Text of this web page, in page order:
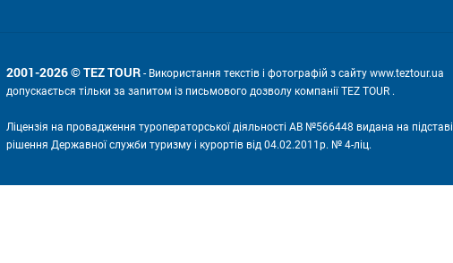
2001-2026 © TEZ TOUR- Використання текстів і фотографій з сайту www.teztour.ua
допускається тільки за запитом із письмового дозволу компанії TEZ TOUR .
Ліцензія на провадження туроператорської діяльності АВ №566448 видана на підставі
рішення Державної служби туризму і курортів від 04.02.2011р. № 4-ліц.